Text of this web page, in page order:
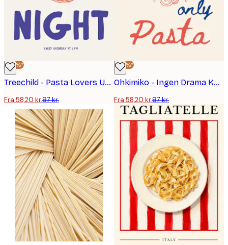
-40%*
Treechild - Pasta Lovers Unite! Plakat
Fra 58,20 kr.97 kr.
-40%*
Ohkimiko - Ingen Drama Kun Pasta Plakat
Fra 58,20 kr.97 kr.